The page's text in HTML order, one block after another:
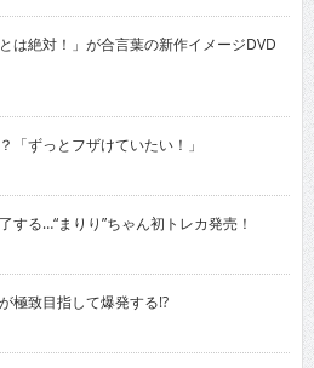
絶対！」が合言葉の新作イメージDVD
ずっとフザけていたい！」
る…“まりり”ちゃん初トレカ発売！
極致目指して爆発する!?